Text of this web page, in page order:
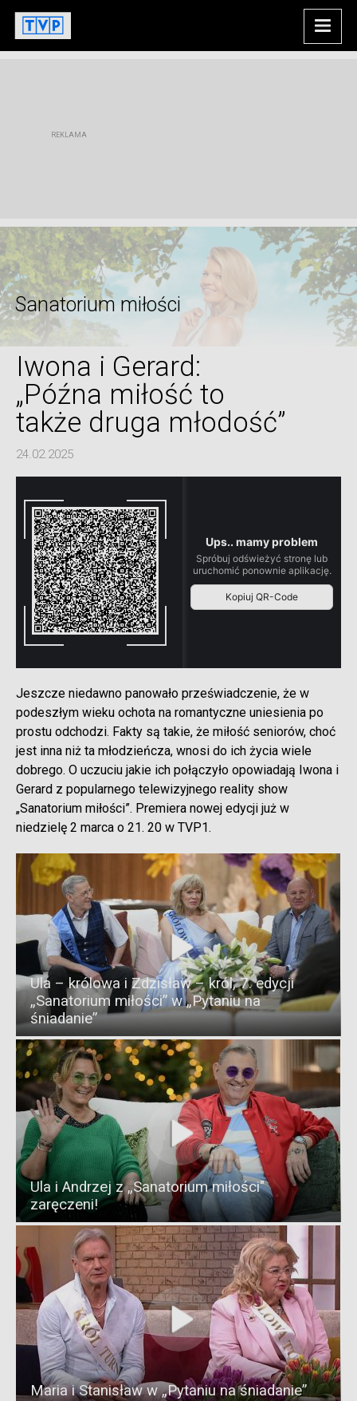
Sanatorium miłości
Iwona i Gerard:
„Późna miłość to
także druga młodość”
24.02.2025
Jeszcze niedawno panowało przeświadczenie, że w
podeszłym wieku ochota na romantyczne uniesienia po
prostu odchodzi. Fakty są takie, że miłość seniorów, choć
jest inna niż ta młodzieńcza, wnosi do ich życia wiele
dobrego. O uczuciu jakie ich połączyło opowiadają Iwona i
Gerard z popularnego telewizyjnego reality show
„Sanatorium miłości”. Premiera nowej edycji już w
niedzielę 2 marca o 21. 20 w TVP1.
Ula – królowa i Zdzisław – król, 7. edycji
„Sanatorium miłości” w „Pytaniu na
śniadanie”
Ula i Andrzej z „Sanatorium miłości"
zaręczeni!
Maria i Stanisław w „Pytaniu na śniadanie”